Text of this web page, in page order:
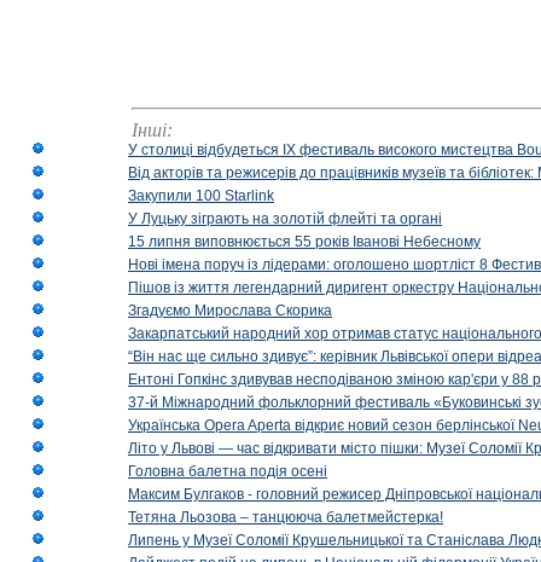
Інші:
У столиці відбудеться IX фестиваль високого мистецтва
Від акторів та режисерів до працівників музеїв та
Закупили 100 Starlink
У Луцьку зіграють на золотій флейті та органі
15 липня виповнюється 55 років Іванові Небесному
Нові імена поруч із лідерами: оголошено шортліст 8
Пішов із життя легендарний диригент оркестру
Згадуємо Мирослава Скорика
Закарпатський народний хор отримав статус національного
“Він нас ще сильно здивує”: керівник Львівської опери
Ентоні Гопкінс здивував несподіваною зміною кар'єри у 88
37-й Міжнародний фольклорний фестиваль «Буковинські
Українська Opera Aperta відкриє новий сезон берлінської
Літо у Львові — час відкривати місто пішки: Музеї Соломії
Головна балетна подія осені
Максим Булгаков - головний режисер Дніпровської
Тетяна Льозова – танцююча балетмейстерка!
Липень у Музеї Соломії Крушельницької та Станіслава